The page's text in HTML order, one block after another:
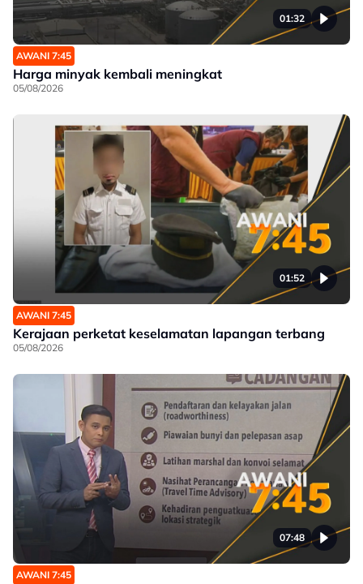
01:32
AWANI 7:45
Harga minyak kembali meningkat
05/08/2026
01:52
AWANI 7:45
Kerajaan perketat keselamatan lapangan terbang
05/08/2026
07:48
AWANI 7:45